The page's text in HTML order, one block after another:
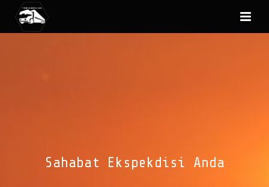
Sahabat Ekspekdisi Anda